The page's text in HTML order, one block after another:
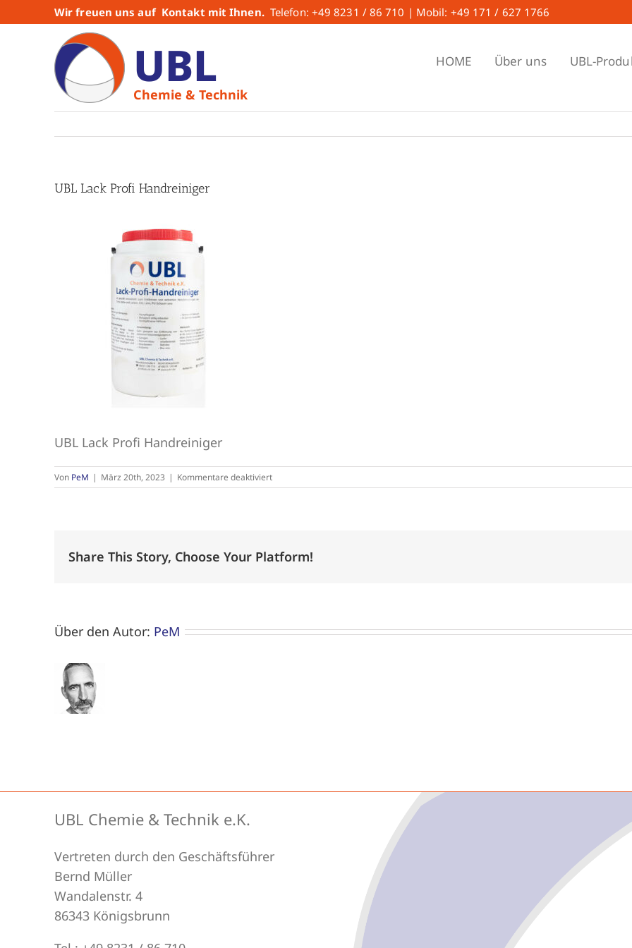
Inhalt
Wir freuen uns auf Kontakt mit Ihnen. Telefon: +49 8231 / 86 710 | Mobil: +49 171 / 627 1766
UBL
Chemie & Technik
HOME Über uns UBL-
UBL Lack Profi Handreiniger
UBL Lack Profi Handreiniger
Von PeM | März 20th, 2023 | Kommentare deaktiviertfür
UBL
Share This Story, Choose Your Platform!
Über den Autor: PeM
UBL Chemie & Technik e.K.
Vertreten durch den Geschäftsführer
Bernd Müller
Wandalenstr. 4
86343 Königsbrunn